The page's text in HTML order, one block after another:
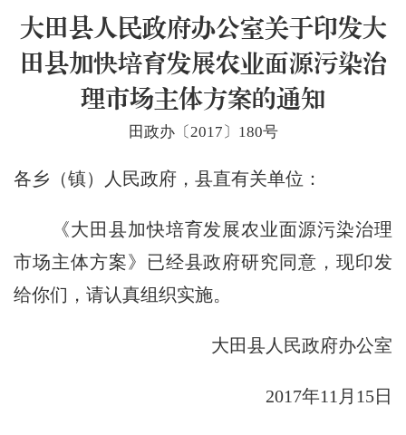
大田县人民政府办公室关于印发大
田县加快培育发展农业面源污染治
理市场主体方案的通知
田政办〔2017〕180号
各乡（镇）人民政府，县直有关单位：
《大田县加快培育发展农业面源污染治理
市场主体方案》已经县政府研究同意，现印发
给你们，请认真组织实施。
大田县人民政府办公室
2017年11月15日